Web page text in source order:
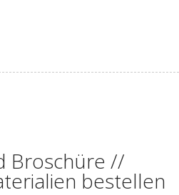
Broschüre //
bestellen